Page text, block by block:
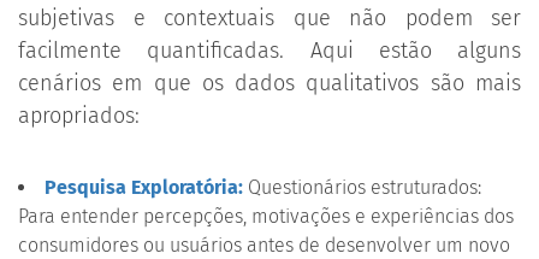
subjetivas e contextuais que não podem ser
facilmente quantificadas. Aqui estão alguns
cenários em que os dados qualitativos são mais
apropriados:
Pesquisa Exploratória: Questionários estruturados:
Para entender percepções, motivações e experiências dos
consumidores ou usuários antes de desenvolver um novo